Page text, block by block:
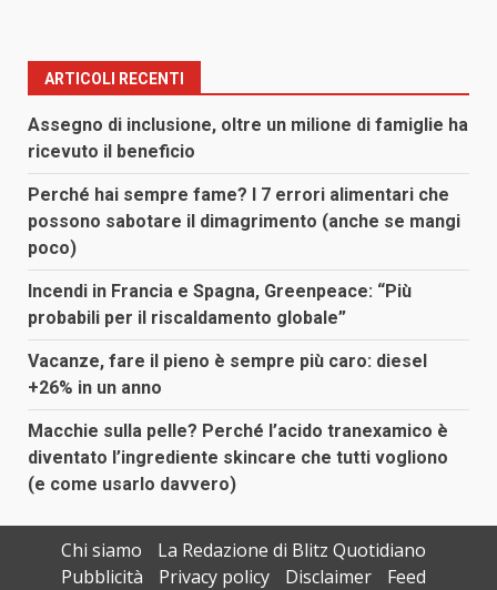
ARTICOLI RECENTI
Assegno di inclusione, oltre un milione di famiglie ha
ricevuto il beneficio
Perché hai sempre fame? I 7 errori alimentari che
possono sabotare il dimagrimento (anche se mangi
poco)
Incendi in Francia e Spagna, Greenpeace: “Più
probabili per il riscaldamento globale”
Vacanze, fare il pieno è sempre più caro: diesel
+26% in un anno
Macchie sulla pelle? Perché l’acido tranexamico è
diventato l’ingrediente skincare che tutti vogliono
(e come usarlo davvero)
Chi siamo
La Redazione di Blitz Quotidiano
Pubblicità
Privacy policy Disclaimer Feed